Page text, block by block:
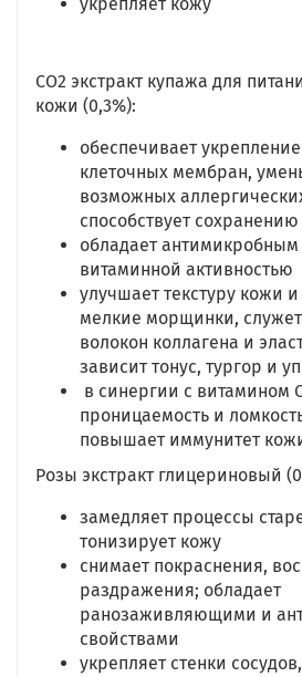
CO2 экстракт купажа для
кожи (0,3%):
обеспечивает
клеточных мембран,
возможных
способствует
обладает
витаминной активностью
улучшает текстуру кожи
мелкие морщинки,
волокон коллагена и
зависит тонус, тургор и
в синергии с витамином
проницаемость и
повышает иммунитет
Розы экстракт глицериновый
замедляет процессы
тонизирует кожу
снимает покраснения,
раздражения; обладает
ранозаживляющими и
свойствами
укрепляет стенки